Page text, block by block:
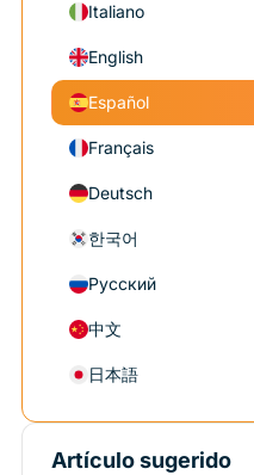
Italiano
English
Español
Français
Deutsch
한국어
Русский
中文
日本語
Artículo sugerido